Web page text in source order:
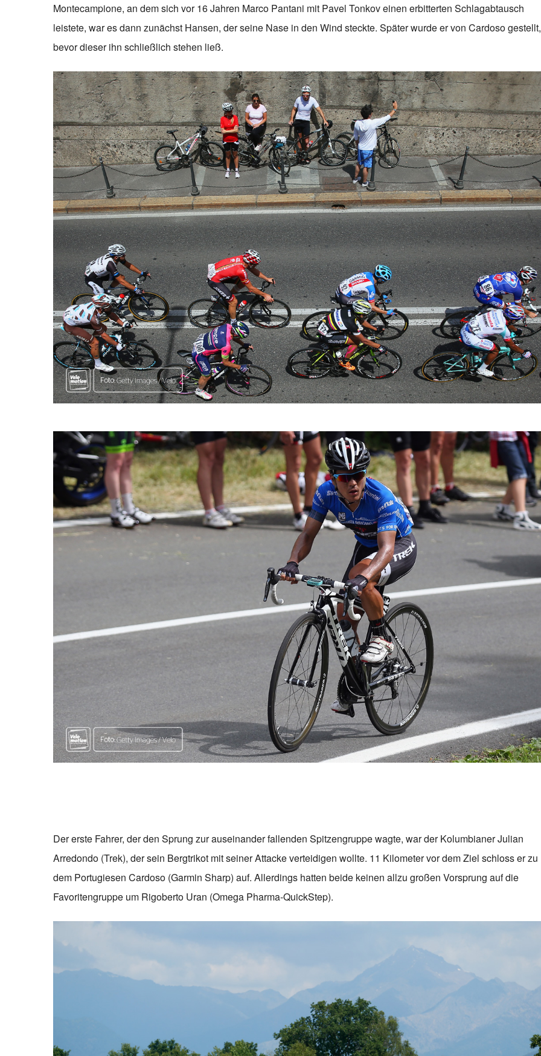
Montecampione, an dem sich vor 16 Jahren Marco Pantani mit Pavel Tonkov einen erbitterten Schlagabtausch
leistete, war es dann zunächst Hansen, der seine Nase in den Wind steckte. Später wurde er von Cardoso gestellt,
bevor dieser ihn schließlich stehen ließ.
Der erste Fahrer, der den Sprung zur auseinander fallenden Spitzengruppe wagte, war der Kolumbianer Julian
Arredondo (Trek), der sein Bergtrikot mit seiner Attacke verteidigen wollte. 11 Kilometer vor dem Ziel schloss er zu
dem Portugiesen Cardoso (Garmin Sharp) auf. Allerdings hatten beide keinen allzu großen Vorsprung auf die
Favoritengruppe um Rigoberto Uran (Omega Pharma-QuickStep).